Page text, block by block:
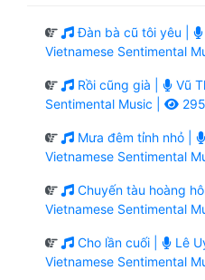
Đàn bà cũ tôi yêu |
Vietnamese Sentimental
Rồi cũng già | Vũ
Sentimental Music |
Mưa đêm tỉnh nhỏ |
Vietnamese Sentimental
Chuyến tàu hoàng
Vietnamese Sentimental
Cho lần cuối |
Lê
Vietnamese Sentimental